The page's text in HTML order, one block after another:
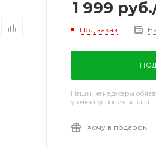
1 999 руб.
Под заказ
Наши менеджеры
уточнят условия заказа
Хочу в подарок